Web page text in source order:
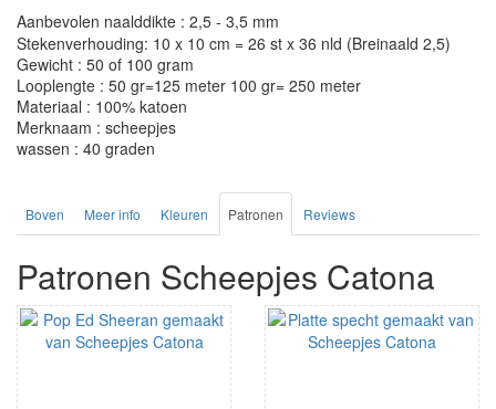
Aanbevolen naalddikte : 2,5 - 3,5 mm
Stekenverhouding: 10 x 10 cm = 26 st x 36 nld (Breinaald 2,5)
Gewicht : 50 of 100 gram
Looplengte : 50 gr=125 meter 100 gr= 250 meter
Materiaal : 100% katoen
Merknaam : scheepjes
wassen : 40 graden
Boven Meer info Kleuren Patronen Reviews
Patronen Scheepjes Catona